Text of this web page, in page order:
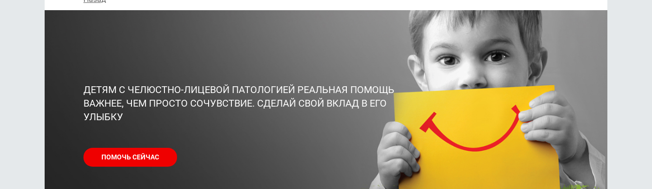
ДЕТЯМ С ЧЕЛЮСТНО-ЛИЦЕВОЙ ПАТОЛОГИЕЙ РЕАЛЬНАЯ ПОМОЩЬ
ВАЖНЕЕ, ЧЕМ ПРОСТО СОЧУВСТВИЕ. СДЕЛАЙ СВОЙ ВКЛАД В ЕГО
УЛЫБКУ
ПОМОЧЬ СЕЙЧАС